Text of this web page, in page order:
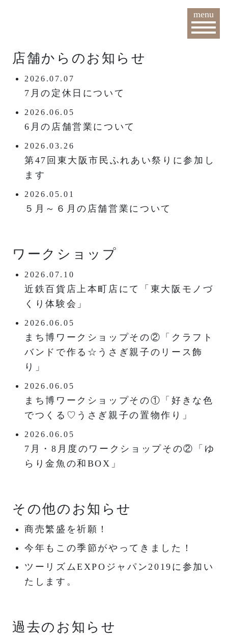
menu
店舗からのお知らせ
2026.07.07
7月の定休日について
2026.06.05
6月の店舗営業について
2026.03.26
第47回東大阪市民ふれあい祭りに参加し
ます
2026.05.01
５月～６月の店舗営業について
ワークショップ
2026.07.10
近鉄百貨店上本町店にて「東大阪モノづ
くり体験会」
2026.06.05
まち博ワークショップその②「クラフト
バンドで作る☆うさぎ親子のリース飾
り」
2026.06.05
まち博ワークショップその①「好きな色
でつくる♡うさぎ親子の置物作り」
2026.06.05
7月・8月度のワークショップその②「ゆ
らり金魚の和BOX」
その他のお知らせ
商売繁盛を祈願！
今年もこの季節がやってきました！
ツーリズムEXPOジャパン2019に参加い
たします。
過去のお知らせ